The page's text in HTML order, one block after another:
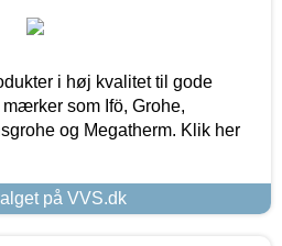
i høj kvalitet til gode
som Ifö, Grohe,
og Megatherm. Klik her
på VVS.dk